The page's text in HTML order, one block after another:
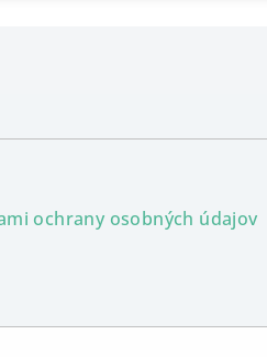
ochrany osobných údajov